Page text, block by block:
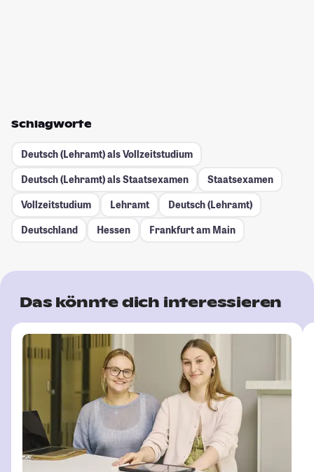
Schlagworte
Deutsch (Lehramt) als Vollzeitstudium
Deutsch (Lehramt) als Staatsexamen
Staatsexamen
Vollzeitstudium
Lehramt
Deutsch (Lehramt)
Deutschland
Hessen Frankfurt am Main
Das könnte dich interessieren